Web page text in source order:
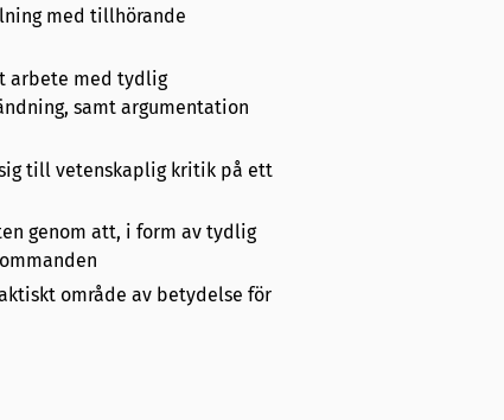
med tillhörande
arbete med tydlig
samt argumentation
till vetenskaplig kritik på ett
genom att, i form av tydlig
område av betydelse för